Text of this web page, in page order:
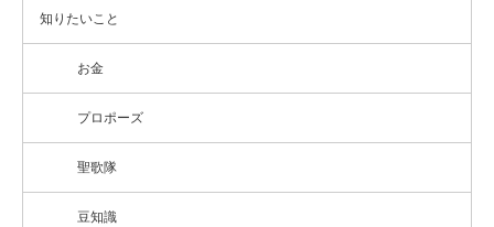
知りたいこと
お金
プロポーズ
聖歌隊
豆知識